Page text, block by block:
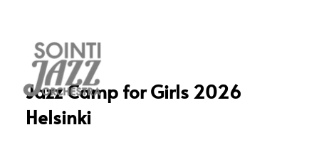
Jazz Camp for Girls 2026
Helsinki